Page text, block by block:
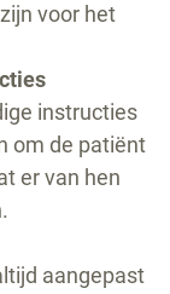
voor het
instructies
om de patiënt
er van hen
aangepast